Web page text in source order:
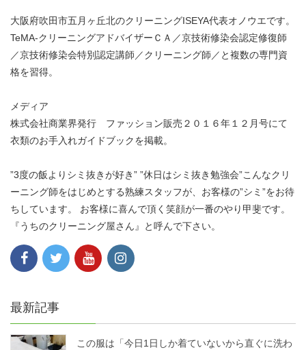
大阪府吹田市五月ヶ丘北のクリーニングISEYA代表オノウエです。
TeMA-クリーニングアドバイザーＣＡ／京技術修染会認定修復師
／京技術修染会特別認定講師／クリーニング師／と複数の専門資
格を習得。
メディア
株式会社商業界発行 ファッション販売２０１６年１２月号にて
衣類のお手入れガイドブックを掲載。
”3度の飯よりシミ抜きが好き” ”休日はシミ抜き勉強会”こんなクリ
ーニング師をはじめとする熟練スタッフが、お客様の”シミ”をお待
ちしています。 お客様に喜んで頂く笑顔が一番のやり甲斐です。
『うちのクリーニング屋さん』と呼んで下さい。
最新記事
この服は「今日1日しか着ていないから直ぐに洗わ